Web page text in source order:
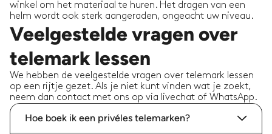
winkel om het materiaal te huren. Het dragen van een
helm wordt ook sterk aangeraden, ongeacht uw niveau.
Veelgestelde vragen over
telemark lessen
We hebben de veelgestelde vragen over telemark lessen
op een rijtje gezet. Als je niet kunt vinden wat je zoekt,
neem dan contact met ons op via livechat of WhatsApp.
Hoe boek ik een privéles telemarken?